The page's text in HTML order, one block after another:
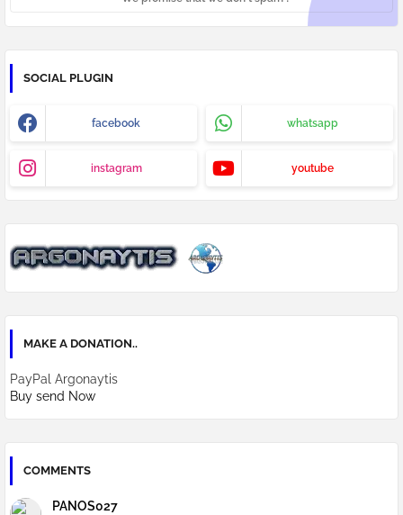
SOCIAL PLUGIN
facebook whatsapp
instagram youtube
MAKE A DONATION..
PayPal Argonaytis
Buy send Now
COMMENTS
PANOS027